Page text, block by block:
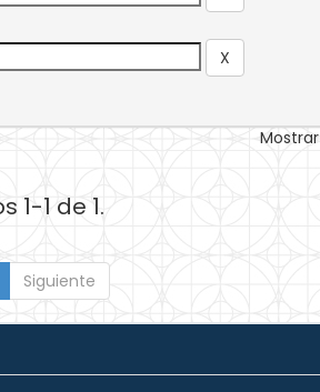
1-1 de 1.
Siguiente